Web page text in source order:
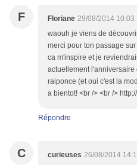
F Floriane 29/08/2014 10:03
waouh je viens de
merci pour ton passage
ca m'inspire et je
actuellement l'anniversaire
raiponce (et oui c'est la
a bientot! <br /> <br />
Répondre
C curieuses 26/08/2014